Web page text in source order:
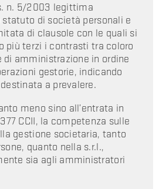
n. 5/2003 legittima
statuto di società personali e
di clausole con le quali si
più terzi i contrasti tra coloro
di amministrazione in ordine
gestorie, indicando
a prevalere.
meno sino all’entrata in
CCII, la competenza sulle
gestione societaria, tanto
quanto nella s.r.l.,
sia agli amministratori